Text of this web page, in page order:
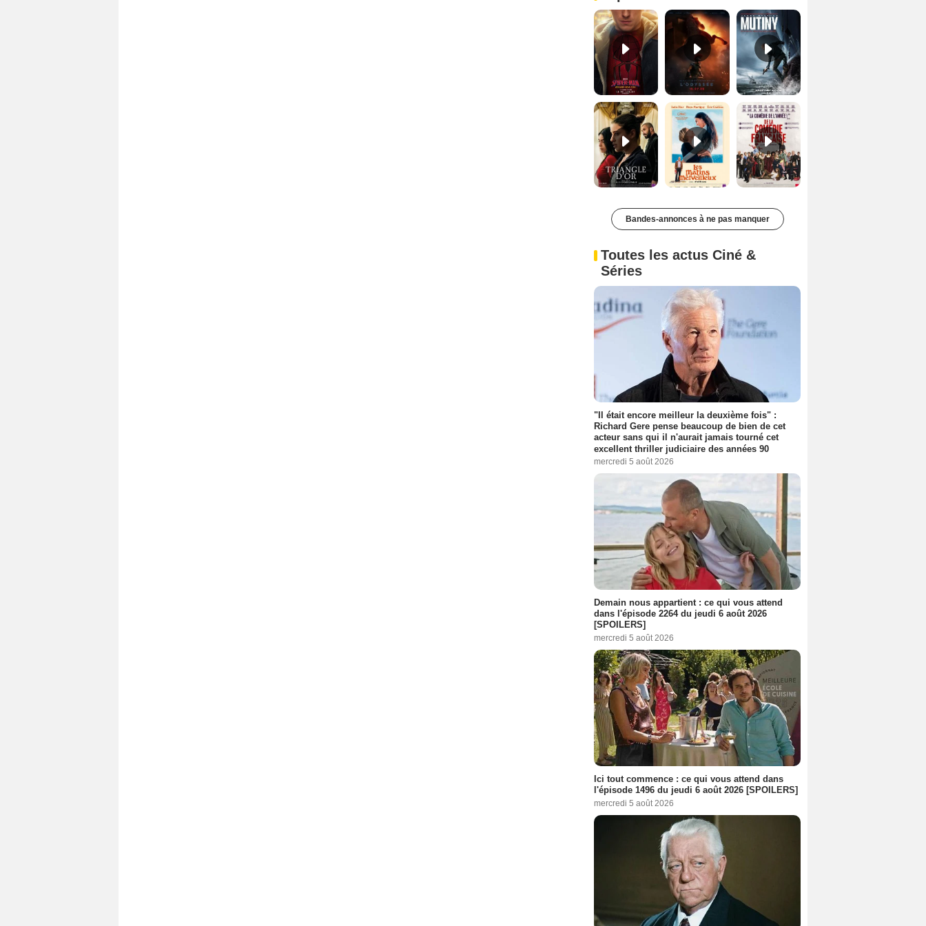
Les Matins merveilleux Bande-annonce VF De la Comédie-Française Teaser VF
Bandes-annonces à ne pas manquer
Toutes les actus Ciné &
Séries
"Il était encore meilleur la deuxième fois" :
Richard Gere pense beaucoup de bien de cet
acteur sans qui il n'aurait jamais tourné cet
excellent thriller judiciaire des années 90
mercredi 5 août 2026
Demain nous appartient : ce qui vous attend
dans l'épisode 2264 du jeudi 6 août 2026
[SPOILERS]
mercredi 5 août 2026
Ici tout commence : ce qui vous attend dans
l'épisode 1496 du jeudi 6 août 2026 [SPOILERS]
mercredi 5 août 2026